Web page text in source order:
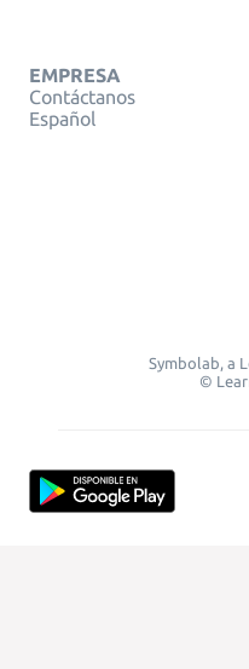
EMPRESA
Contáctanos
Español
Symbolab, a
©